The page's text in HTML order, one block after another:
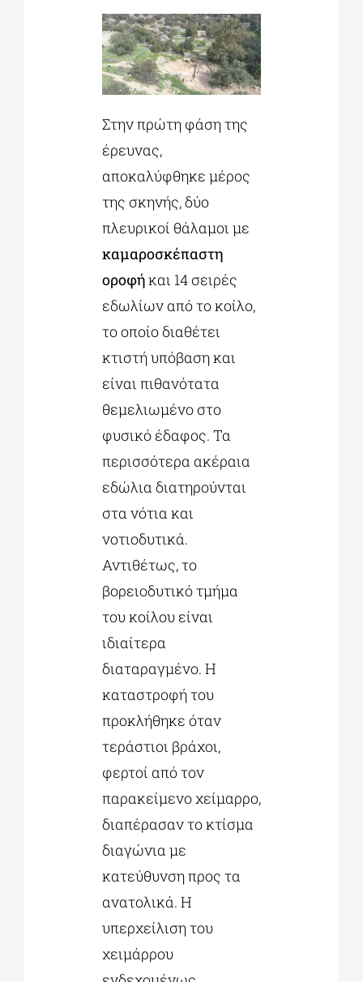
Στην πρώτη φάση της
έρευνας,
αποκαλύφθηκε μέρος
της σκηνής, δύο
πλευρικοί θάλαμοι με
καμαροσκέπαστη
οροφήκαι 14 σειρές
εδωλίων από το κοίλο,
το οποίο διαθέτει
κτιστή υπόβαση και
είναι πιθανότατα
θεμελιωμένο στο
φυσικό έδαφος. Τα
περισσότερα ακέραια
εδώλια διατηρούνται
στα νότια και
νοτιοδυτικά.
Αντιθέτως, το
βορειοδυτικό τμήμα
του κοίλου είναι
ιδιαίτερα
διαταραγμένο. Η
καταστροφή του
προκλήθηκε όταν
τεράστιοι βράχοι,
φερτοί από τον
παρακείμενο χείμαρρο,
διαπέρασαν το κτίσμα
διαγώνια με
κατεύθυνση προς τα
ανατολικά. Η
υπερχείλιση του
χειμάρρου